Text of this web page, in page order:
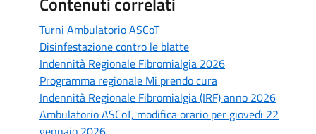
Turni Ambulatorio ASCoT
Disinfestazione contro le blatte
Indennità Regionale Fibromialgia 2026
Programma regionale Mi prendo cura
Indennità Regionale Fibromialgia (IRF) anno 2026
Ambulatorio ASCoT, modifica orario per giovedì 22